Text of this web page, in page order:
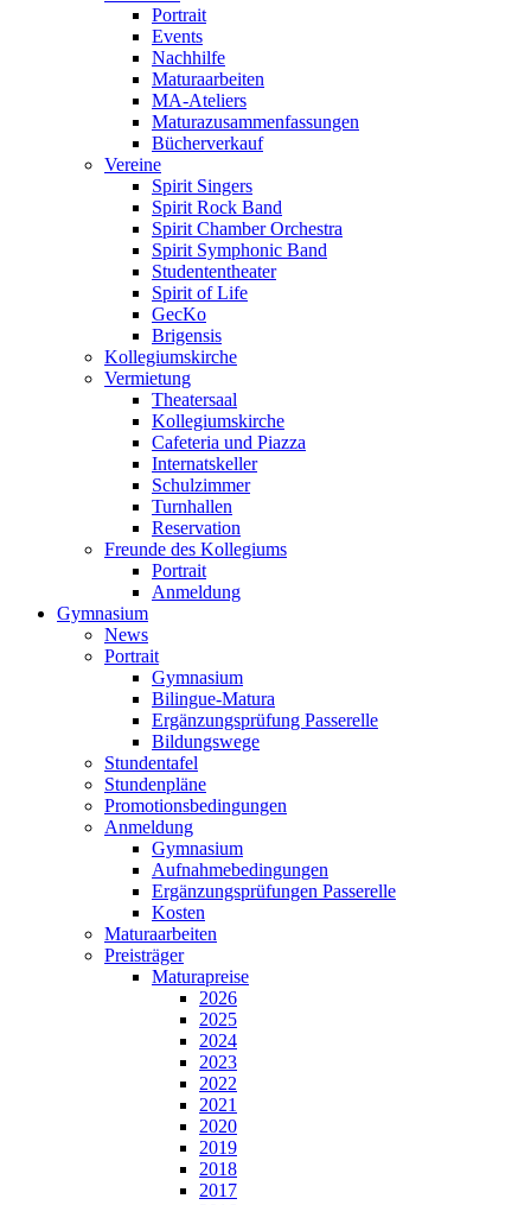
Portrait
Events
Nachhilfe
Maturaarbeiten
MA-Ateliers
Maturazusammenfassungen
Bücherverkauf
Vereine
Spirit Singers
Spirit Rock Band
Spirit Chamber Orchestra
Spirit Symphonic Band
Studententheater
Spirit of Life
GecKo
Brigensis
Kollegiumskirche
Vermietung
Theatersaal
Kollegiumskirche
Cafeteria und Piazza
Internatskeller
Schulzimmer
Turnhallen
Reservation
Freunde des Kollegiums
Portrait
Anmeldung
Gymnasium
News
Portrait
Gymnasium
Bilingue-Matura
Ergänzungsprüfung Passerelle
Bildungswege
Stundentafel
Stundenpläne
Promotionsbedingungen
Anmeldung
Gymnasium
Aufnahmebedingungen
Ergänzungsprüfungen Passerelle
Kosten
Maturaarbeiten
Preisträger
Maturapreise
2026
2025
2024
2023
2022
2021
2020
2019
2018
2017